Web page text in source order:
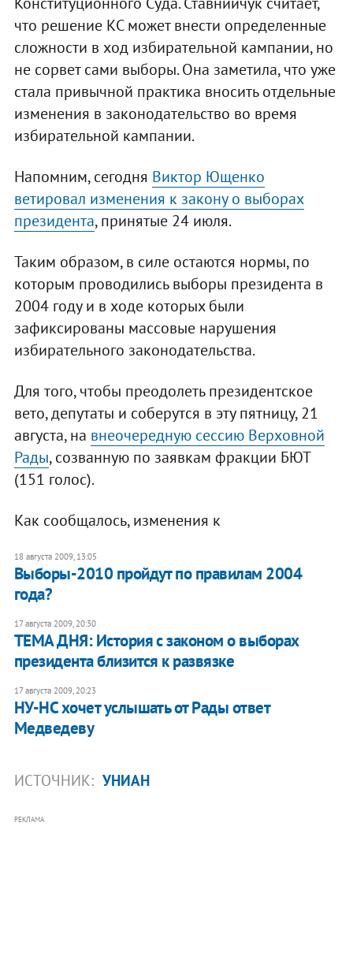
что решение КС может внести определенные
сложности в ход избирательной кампании, но
не сорвет сами выборы. Она заметила, что уже
стала привычной практика вносить отдельные
изменения в законодательство во время
избирательной кампании.
Напомним, сегодня Виктор Ющенко
ветировал изменения к закону о выборах
президента, принятые 24 июля.
Таким образом, в силе остаются нормы, по
которым проводились выборы президента в
2004 году и в ходе которых были
зафиксированы массовые нарушения
избирательного законодательства.
Для того, чтобы преодолеть президентское
вето, депутаты и соберутся в эту пятницу, 21
августа, на внеочередную сессию Верховной
Рады, созванную по заявкам фракции БЮТ
(151 голос).
Как сообщалось, изменения к
18 августа 2009, 13:05
Выборы-2010 пройдут по правилам 2004
года?
17 августа 2009, 20:30
ТЕМА ДНЯ: История с законом о выборах
президента близится к развязке
17 августа 2009, 20:23
НУ-НС хочет услышать от Рады ответ
Медведеву
ИСТОЧНИК: УНИАН
РЕКЛАМА